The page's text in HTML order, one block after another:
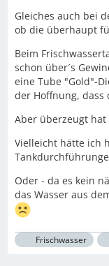
Gleiches auch bei
ob die überhaupt
Beim
schon über´s
eine Tube "Gold"-
der Hoffnung, dass
Aber überzeugt
Vielleicht hätte ich
Oder - da es kein
das Wasser aus
Frischwasser